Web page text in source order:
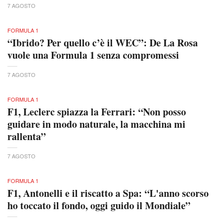
7 AGOSTO
FORMULA 1
“Ibrido? Per quello c’è il WEC”: De La Rosa
vuole una Formula 1 senza compromessi
7 AGOSTO
FORMULA 1
F1, Leclerc spiazza la Ferrari: “Non posso
guidare in modo naturale, la macchina mi
rallenta”
7 AGOSTO
FORMULA 1
F1, Antonelli e il riscatto a Spa: “L'anno scorso
ho toccato il fondo, oggi guido il Mondiale”